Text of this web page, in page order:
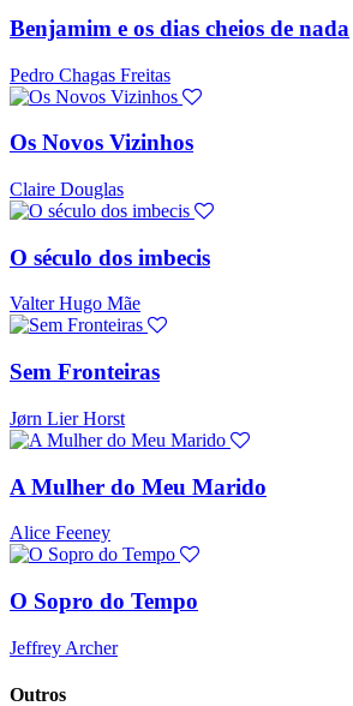
Benjamim e os dias cheios de nada
Pedro Chagas Freitas
Os Novos Vizinhos
Claire Douglas
O século dos imbecis
Valter Hugo Mãe
Sem Fronteiras
Jørn Lier Horst
A Mulher do Meu Marido
Alice Feeney
O Sopro do Tempo
Jeffrey Archer
Outros